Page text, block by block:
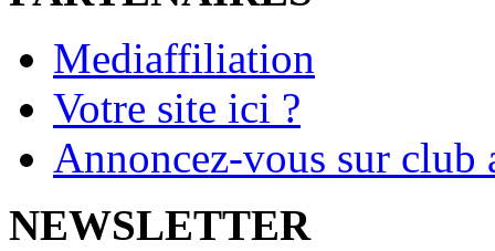
Mediaffiliation
Votre site ici ?
Annoncez-vous sur
NEWSLETTER